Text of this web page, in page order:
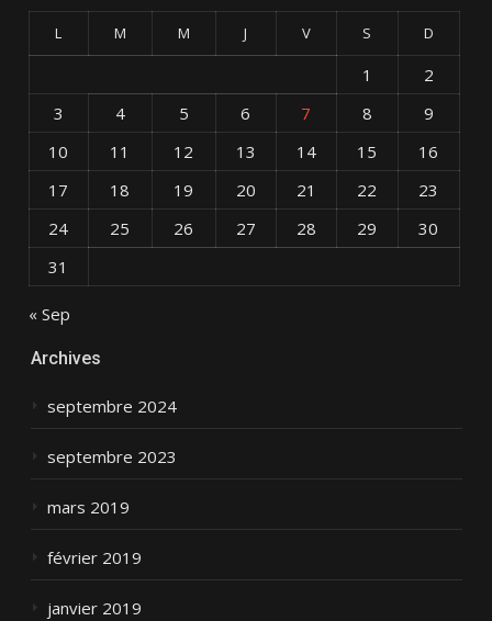
L M M J V S D
1
2
3
4 5 6 7 8
9
10
11 12 13 14 15
16
17
18 19 20 21 22
23
24
25 26 27 28 29
30
31
« Sep
Archives
septembre 2024
septembre 2023
mars 2019
février 2019
janvier 2019